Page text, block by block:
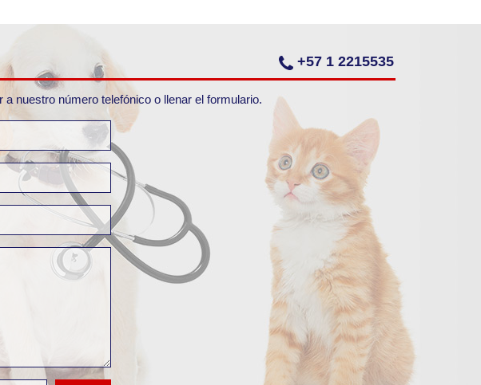
+57 1 2215535
nuestro número telefónico o llenar el formulario.